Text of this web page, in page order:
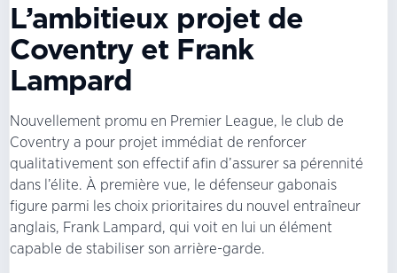
L’ambitieux projet de
Coventry et Frank
Lampard
Nouvellement promu en Premier League, le club de
Coventry a pour projet immédiat de renforcer
qualitativement son effectif afin d’assurer sa pérennité
dans l’élite. À première vue, le défenseur gabonais
figure parmi les choix prioritaires du nouvel entraîneur
anglais, Frank Lampard, qui voit en lui un élément
capable de stabiliser son arrière-garde.